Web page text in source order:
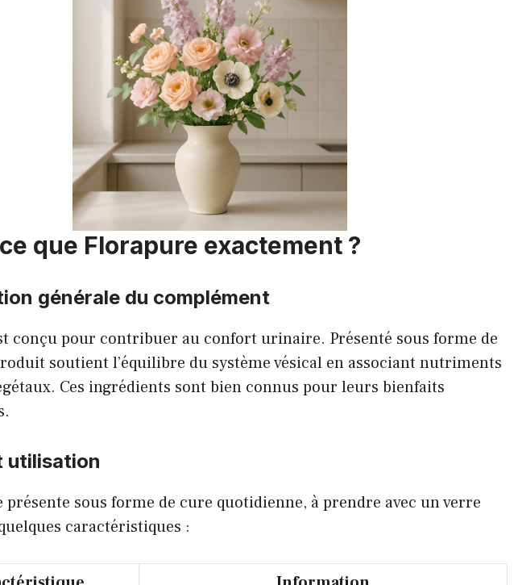
que Florapure exactement ?
générale du complément
conçu pour contribuer au confort urinaire. Présenté sous forme de
soutient l’équilibre du système vésical en associant nutriments
Ces ingrédients sont bien connus pour leurs bienfaits
utilisation
présente sous forme de cure quotidienne, à prendre avec un verre
caractéristiques :